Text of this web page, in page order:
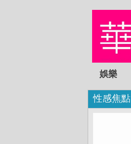
娛樂
性感焦點